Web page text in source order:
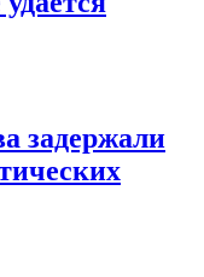
задержали